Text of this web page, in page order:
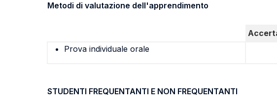
Metodi di valutazione dell'apprendimento
Prova individuale orale
STUDENTI FREQUENTANTI E NON FREQUENTANTI